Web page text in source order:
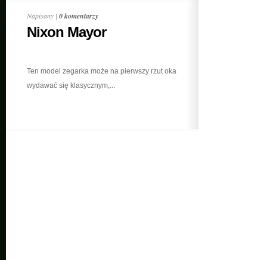
Napisany | 0 komentarzy
Nixon Mayor
Ten model zegarka może na pierwszy rzut oka
wydawać się klasycznym,...